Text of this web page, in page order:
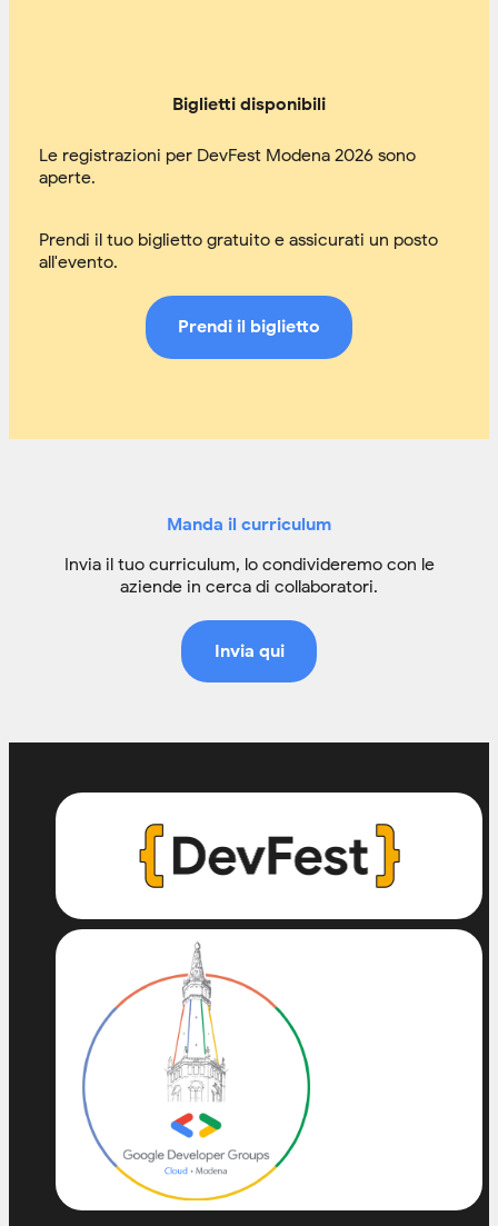
Biglietti disponibili
Le registrazioni per DevFest Modena 2026 sono
aperte.
Prendi il tuo biglietto gratuito e assicurati un posto
all'evento.
Prendi il biglietto
Manda il curriculum
Invia il tuo curriculum, lo condivideremo con le
aziende in cerca di collaboratori.
Invia qui